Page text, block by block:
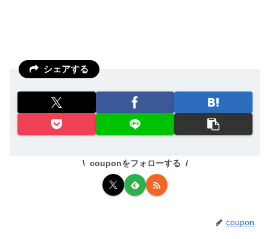
シェアする
couponをフォローする
coupon